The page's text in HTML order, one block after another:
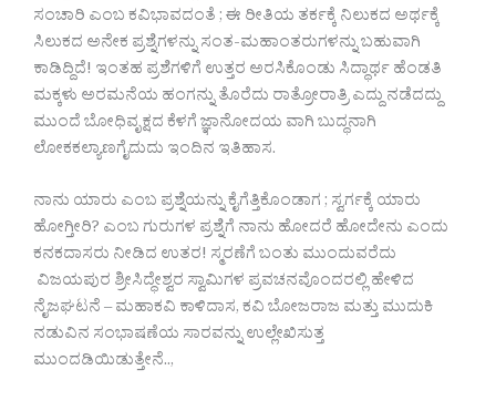
ಸಂಚಾರಿ ಎಂಬ ಕವಿಭಾವದಂತೆ ; ಈ ರೀತಿಯ ತರ್ಕಕ್ಕೆ ನಿಲುಕದ ಅರ್ಥಕ್ಕೆ
ಸಿಲುಕದ ಅನೇಕ ಪ್ರಶ್ನೆಗಳನ್ನು ಸಂತ-ಮಹಾಂತರುಗಳನ್ನು ಬಹುವಾಗಿ
ಕಾಡಿದ್ದಿದೆ! ಇಂತಹ ಪ್ರಶೆಗಳಿಗೆ ಉತ್ತರ ಅರಸಿಕೊಂಡು ಸಿದ್ಧಾರ್ಥ ಹೆಂಡತಿ
ಮಕ್ಕಳು ಅರಮನೆಯ ಹಂಗನ್ನು ತೊರೆದು ರಾತ್ರೋರಾತ್ರಿ ಎದ್ದು ನಡೆದದ್ದು
ಮುಂದೆ ಬೋಧಿವೃಕ್ಷದ ಕೆಳಗೆ ಜ್ಞಾನೋದಯ ವಾಗಿ ಬುದ್ಧನಾಗಿ
ಲೋಕಕಲ್ಯಾಣಗೈದುದು ಇಂದಿನ ಇತಿಹಾಸ.
ನಾನು ಯಾರು ಎಂಬ ಪ್ರಶ್ನೆಯನ್ನು ಕೈಗೆತ್ತಿಕೊಂಡಾಗ ; ಸ್ವರ್ಗಕ್ಕೆ ಯಾರು
ಹೋಗ್ತೀರಿ? ಎಂಬ ಗುರುಗಳ ಪ್ರಶ್ನೆಗೆ ನಾನು ಹೋದರೆ ಹೋದೇನು ಎಂದು
ಕನಕದಾಸರು ನೀಡಿದ ಉತರ! ಸ್ಮರಣೆಗೆ ಬಂತು ಮುಂದುವರೆದು
ವಿಜಯಪುರ ಶ್ರೀಸಿದ್ಧೇಶ್ವರ ಸ್ವಾಮಿಗಳ ಪ್ರವಚನವೊಂದರಲ್ಲಿ ಹೇಳಿದ
ನೈಜಘಟನೆ – ಮಹಾಕವಿ ಕಾಳಿದಾಸ, ಕವಿ ಬೋಜರಾಜ ಮತ್ತು ಮುದುಕಿ
ನಡುವಿನ ಸಂಭಾಷಣೆಯ ಸಾರವನ್ನು ಉಲ್ಲೇಖಿಸುತ್ತ
ಮುಂದಡಿಯಿಡುತ್ತೇನೆ..,